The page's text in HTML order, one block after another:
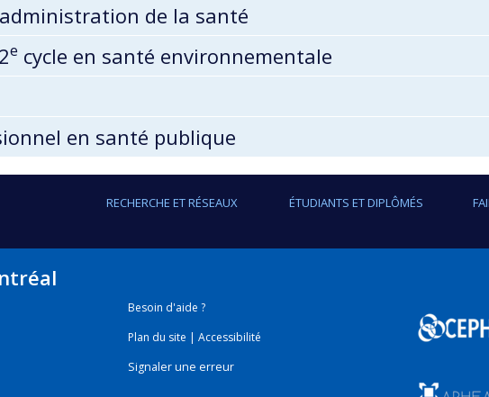
de la santé
e cycle en santé environnementale
en santé publique
RECHERCHE ET RÉSEAUX ÉTUDIANTS ET DIPLÔMÉS
Besoin d'aide ?
Plan du site |Accessibilité
Signaler une erreur